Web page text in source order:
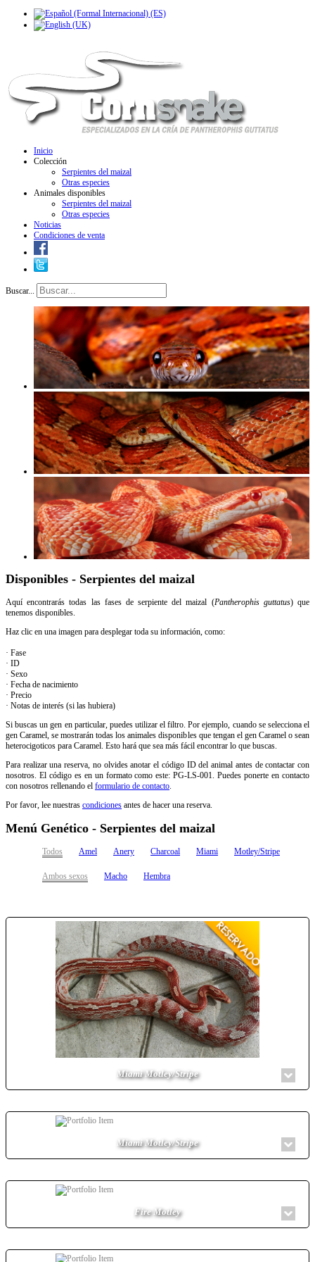
Inicio
Colección
Serpientes del maizal
Otras especies
Animales disponibles
Serpientes del maizal
Otras especies
Noticias
Condiciones de venta
Buscar...
Disponibles - Serpientes del maizal
Aquí encontrarás todas las fases de serpiente del maizal (Pantherophis guttatus) que
tenemos disponibles.
Haz clic en una imagen para desplegar toda su información, como:
· Fase
· ID
· Sexo
· Fecha de nacimiento
· Precio
· Notas de interés (si las hubiera)
Si buscas un gen en particular, puedes utilizar el filtro. Por ejemplo, cuando se selecciona el
gen Caramel, se mostrarán todas los animales disponibles que tengan el gen Caramel o sean
heterocigoticos para Caramel. Esto hará que sea más fácil encontrar lo que buscas.
Para realizar una reserva, no olvides anotar el código ID del animal antes de contactar con
nosotros. El código es en un formato como este: PG-LS-001. Puedes ponerte en contacto
con nosotros rellenando el formulario de contacto.
Por favor, lee nuestras condiciones antes de hacer una reserva.
Menú Genético - Serpientes del maizal
Todos Amel Anery Charcoal Miami Motley/Stripe
Ambos sexos Macho Hembra
Miami Motley/Stripe
Miami Motley/Stripe
Fire Motley